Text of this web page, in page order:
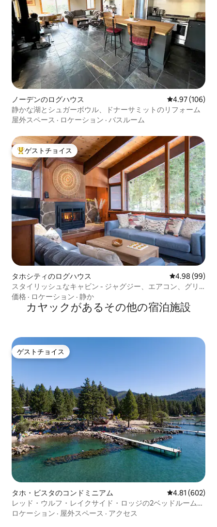
ノーデンのログハウス レビュー106
4.97 (106)
静かな湖とシュガーボウル、ドナーサミットのリフォーム
屋外スペース · ロケーション · バスルーム
大好評のゲストチョイスです。
ゲストチョイス
タホシティのログハウス レビュー99件
4.98 (99)
スタイリッシュなキャビン - ジャグジー、エアコン、グリ
ル、湖と町の近く
価格 · ロケーション · 静か
カヤックがあるその他の宿泊施設
ゲストチョイス
ゲストチョイス
タホ・ビスタのコンドミニアム レビュー602
4.81 (602)
レッド・ウルフ・レイクサイド・ロッジの2ベッドルームコ
ンドミニアム
ロケーション · 屋外スペース · アクセス